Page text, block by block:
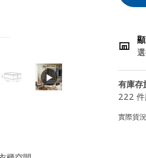
有庫存
222
實際貨